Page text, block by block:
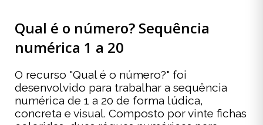
Qual é o número? Sequência
numérica 1 a 20
O recurso "Qual é o número?" foi
desenvolvido para trabalhar a sequência
numérica de 1 a 20 de forma lúdica,
concreta e visual. Composto por vinte fichas